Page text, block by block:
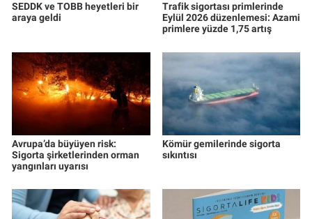
SEDDK ve TOBB heyetleri bir
araya geldi
Trafik sigortası primlerinde
Eylül 2026 düzenlemesi: Azami
primlere yüzde 1,75 artış
Avrupa’da büyüyen risk:
Sigorta şirketlerinden orman
yangınları uyarısı
Kömür gemilerinde sigorta
sıkıntısı